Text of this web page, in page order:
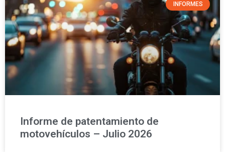
INFORMES
Informe de patentamiento de
motovehículos – Julio 2026